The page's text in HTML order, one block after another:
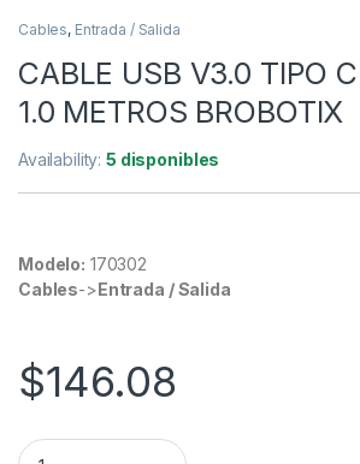
Cables, Entrada / Salida
CABLE USB V3.0 TIPO
1.0 METROS BROBOTIX
Availability:5 disponibles
Modelo: 170302
Cables->Entrada / Salida
$146.08
CABLE USB V3.0 TIPO C A TIPO B 1.0